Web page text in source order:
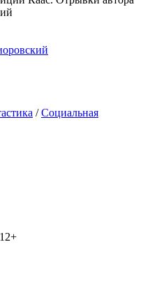
/Социальная
12+